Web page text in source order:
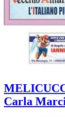
Carla